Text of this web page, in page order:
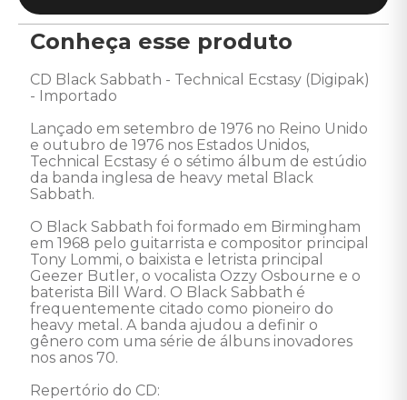
Conheça esse produto
CD Black Sabbath - Technical Ecstasy (Digipak)
- Importado
Lançado em setembro de 1976 no Reino Unido
e outubro de 1976 nos Estados Unidos,
Technical Ecstasy é o sétimo álbum de estúdio
da banda inglesa de heavy metal Black
Sabbath.
O Black Sabbath foi formado em Birmingham
em 1968 pelo guitarrista e compositor principal
Tony Lommi, o baixista e letrista principal
Geezer Butler, o vocalista Ozzy Osbourne e o
baterista Bill Ward. O Black Sabbath é
frequentemente citado como pioneiro do
heavy metal. A banda ajudou a definir o
gênero com uma série de álbuns inovadores
nos anos 70.
Repertório do CD: